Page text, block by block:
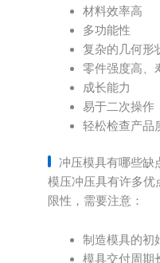
材料效率高
多功能性
复杂的几何形
零件强度高、
成长能力
易于二次操作
轻松检查产品
冲压模具有哪些缺
模压冲压具有许多优
限性，需要注意：
制造模具的初
模具交付周期